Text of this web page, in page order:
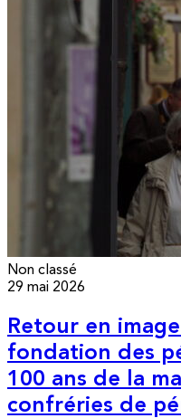
Non classé
29 mai 2026
Retour en
fondation des
100 ans de la
confréries de